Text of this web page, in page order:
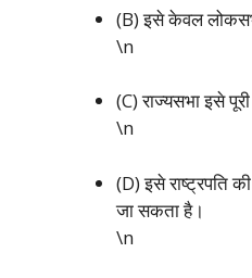
(B) इसे केवल
\n
(C) राज्यसभा इसे
\n
(D) इसे राष्ट्रपति
जा सकता है।
\n